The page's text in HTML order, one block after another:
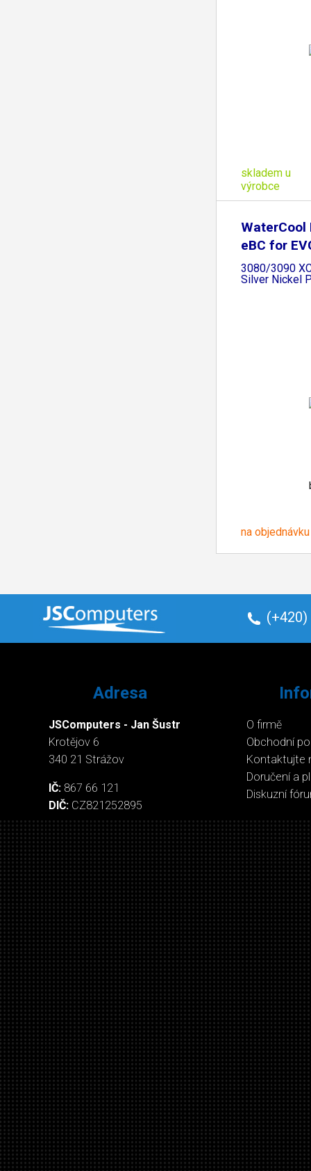
skladem u
výrobce
WaterCool
eBC for
3080/3090
Silver Nickel
na objednávku
(+420)
Adresa
JSComputers - Jan Šustr
Krotějov 6
340 21 Strážov
IČ: 867 66 121
DIČ: CZ821252895
O firmě
Obchodní
Kontaktujte
Doručení a
Diskuzní